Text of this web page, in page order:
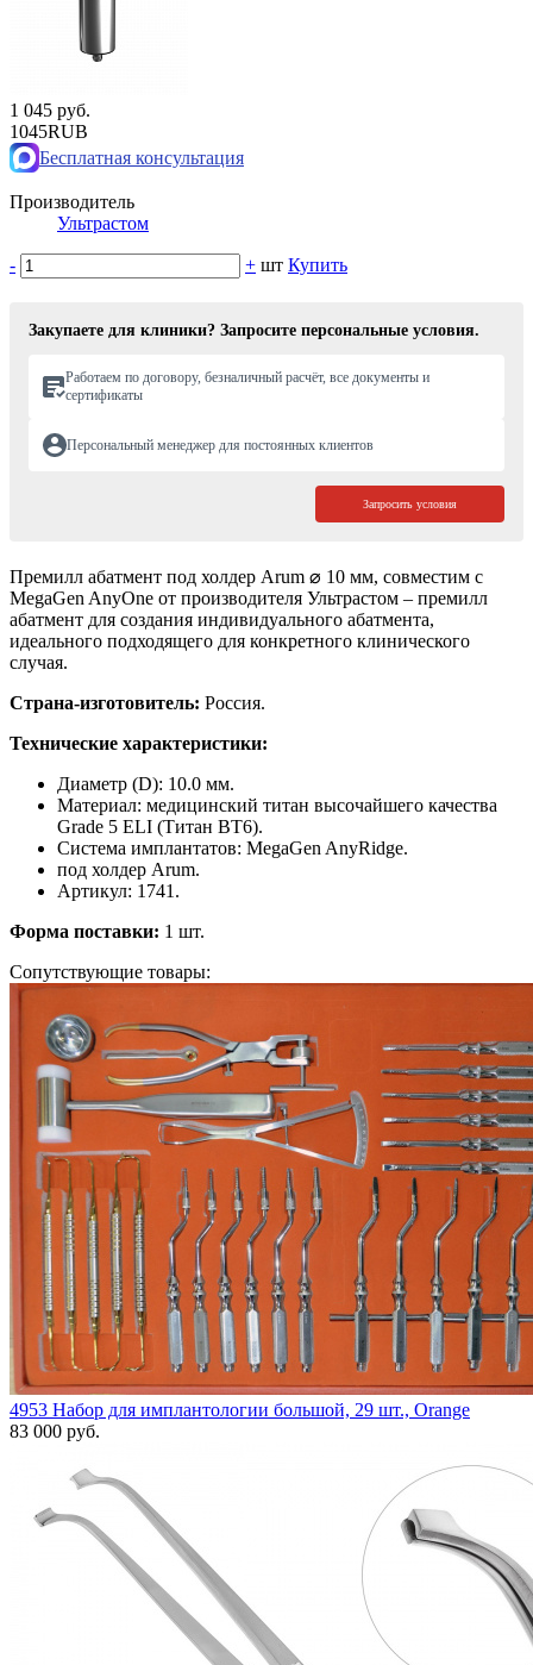
1 045 руб.
1045RUB
Бесплатная консультация
Производитель
Ультрастом
- + шт Купить
Закупаете для клиники? Запросите персональные условия.
Работаем по договору, безналичный расчёт, все документы и
сертификаты
Персональный менеджер для постоянных клиентов
Запросить условия
Премилл абатмент под холдер Arum ⌀ 10 мм, совместим с
MegaGen AnyOne от производителя Ультрастом – премилл
абатмент для создания индивидуального абатмента,
идеального подходящего для конкретного клинического
случая.
Страна-изготовитель: Россия.
Технические характеристики:
Диаметр (D): 10.0 мм.
Материал: медицинский титан высочайшего качества
Grade 5 ELI (Титан ВТ6).
Система имплантатов: MegaGen AnyRidge.
под холдер Arum.
Артикул: 1741.
Форма поставки: 1 шт.
Сопутствующие товары:
4953 Набор для имплантологии большой, 29 шт., Orange
83 000 руб.